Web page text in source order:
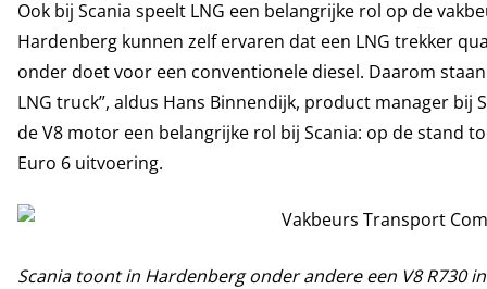
Ook bij Scania speelt LNG een belangrijke rol op de
Hardenberg kunnen zelf ervaren dat een LNG trekker
onder doet voor een conventionele diesel. Daarom
LNG truck”, aldus Hans Binnendijk, product manager bij
de V8 motor een belangrijke rol bij Scania: op de stand
Euro 6 uitvoering.
Scania toont in Hardenberg onder andere een V8 R730